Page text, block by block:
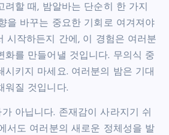
려할 때, 밤알바는 단순히 한 가지
을 바꾸는 중요한 기회로 여겨져야
시작하든지 간에, 이 경험은 여러분
화를 만들어낼 것입니다. 무의식 중
시키지 마세요. 여러분의 밤은 기대
워질 것입니다.
아닙니다. 존재감이 사라지기 쉬
서도 여러분의 새로운 정체성을 발